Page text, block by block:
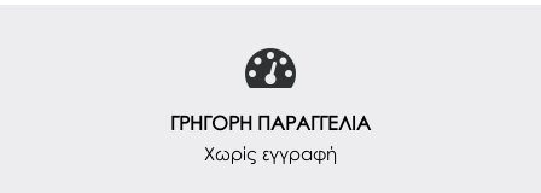
ΓΡΗΓΟΡΗ ΠΑΡΑΓΓΕΛΙΑ
Χωρίς εγγραφή